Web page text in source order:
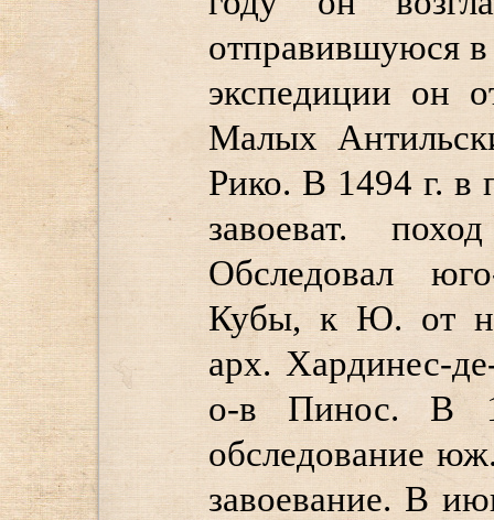
отправившуюся
экспедиции он
Малых
Рико. В 1494 г. в
завоеват.
Обследовал
Кубы, к Ю. от
арх. Хардинес-
о-в Пинос. В
обследование
завоевание. В